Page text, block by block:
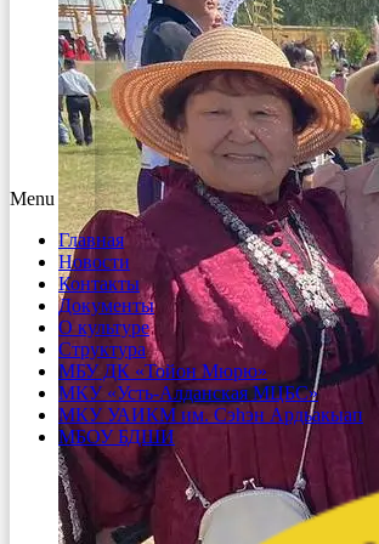
Menu
Главная
Новости
Контакты
Документы
О культуре
Структура
МБУ ДК «Тойон Мюрю»
МКУ «Усть-Алданская МЦБС»
МКУ УАИКМ им. Сэһэн Ардьакыап
МБОУ БДШИ